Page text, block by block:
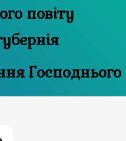
повіту
Господнього